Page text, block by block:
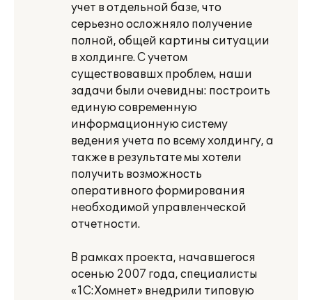
учет в отдельной базе, что
серьезно осложняло получение
полной, общей картины ситуации
в холдинге. С учетом
существовавшх проблем, наши
задачи были очевидны: построить
единую современную
информационную систему
ведения учета по всему холдингу, а
также в результате мы хотели
получить возможность
оперативного формирования
необходимой управленческой
отчетности.
В рамках проекта, начавшегося
осенью 2007 года, специалисты
«1С:Хомнет» внедрили типовую